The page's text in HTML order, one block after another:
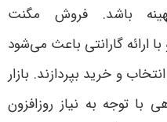
باشد. فروش مگنت
ارائه گارانتی باعث می‌شود
و خرید بپردازند. بازار
توجه به نیاز روزافزون